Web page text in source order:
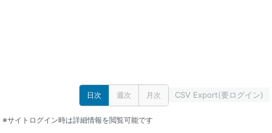
日次 週次 月次 CSV Export(要ログイン)
※サイトログイン時は詳細情報を閲覧可能です